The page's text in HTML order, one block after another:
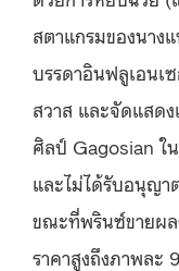
สตาแกรมของนาง
บรรดาอินฟลูเอนเ
สวาส และจัดแสดง
ศิลป์ Gagosian ใ
และไม่ได้รับอนุญ
ขณะที่พรินซ์ขายผล
ราคาสูงถึงภาพละ